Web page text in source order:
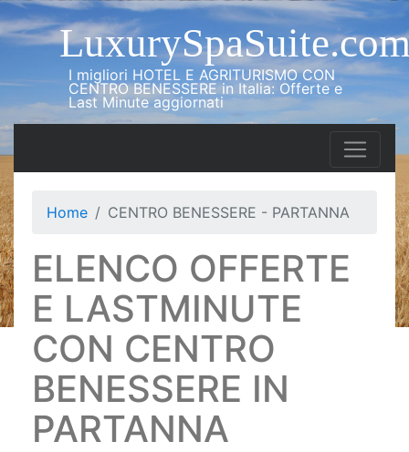
I migliori HOTEL E AGRITURISMO CON
CENTRO BENESSERE in Italia: Offerte e
Last Minute aggiornati
Home CENTRO BENESSERE - PARTANNA
ELENCO OFFERTE
E LASTMINUTE
CON CENTRO
BENESSERE IN
PARTANNA